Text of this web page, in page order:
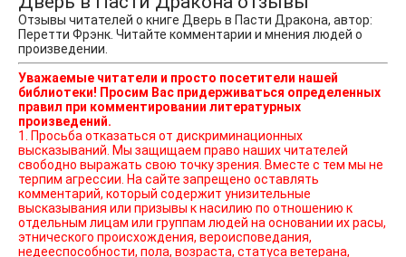
Отзывы читателей о книге Дверь в Пасти Дракона, автор:
Перетти Фрэнк. Читайте комментарии и мнения людей о
произведении.
Уважаемые читатели и просто посетители нашей
библиотеки! Просим Вас придерживаться определенных
правил при комментировании литературных
произведений.
1. Просьба отказаться от дискриминационных
высказываний. Мы защищаем право наших читателей
свободно выражать свою точку зрения. Вместе с тем мы не
терпим агрессии. На сайте запрещено оставлять
комментарий, который содержит унизительные
высказывания или призывы к насилию по отношению к
отдельным лицам или группам людей на основании их расы,
этнического происхождения, вероисповедания,
недееспособности, пола, возраста, статуса ветерана,